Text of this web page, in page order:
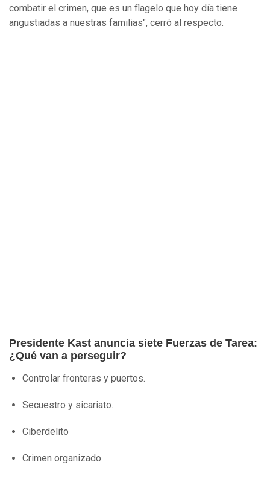
combatir el crimen, que es un flagelo que hoy día tiene
angustiadas a nuestras familias", cerró al respecto.
Presidente Kast anuncia siete Fuerzas de Tarea:
¿Qué van a perseguir?
Controlar fronteras y puertos.
Secuestro y sicariato.
Ciberdelito
Crimen organizado